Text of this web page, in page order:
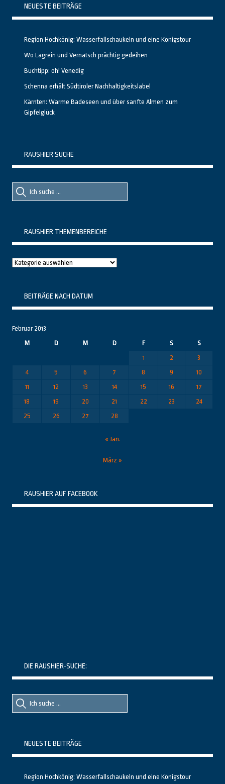
NEUESTE BEITRÄGE
Region Hochkönig: Wasserfallschaukeln und eine Königstour
Wo Lagrein und Vernatsch prächtig gedeihen
Buchtipp: oh! Venedig
Schenna erhält Südtiroler Nachhaltigkeitslabel
Kärnten: Warme Badeseen und über sanfte Almen zum
Gipfelglück
RAUSHIER SUCHE
Suche
nach::
Suche
nach:
RAUSHIER THEMENBEREICHE
Raushier
BEITRÄGE NACH DATUM
Februar 2013
M
D M D F S
S
1
2
3
4
5 6 7 8 9
10
11
12 13 14 15 16
17
18
19 20 21 22 23
24
25
26 27 28
« Jan.
März »
RAUSHIER AUF FACEBOOK
DIE RAUSHIER-SUCHE:
Suche
nach::
Suche
nach:
NEUESTE BEITRÄGE
Region Hochkönig: Wasserfallschaukeln und eine Königstour